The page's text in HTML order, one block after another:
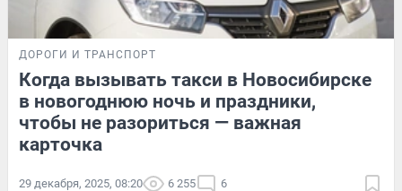
ДОРОГИ И ТРАНСПОРТ
Когда вызывать такси в Новосибирске
в новогоднюю ночь и праздники,
чтобы не разориться — важная
карточка
29 декабря, 2025, 08:20 6 255 6